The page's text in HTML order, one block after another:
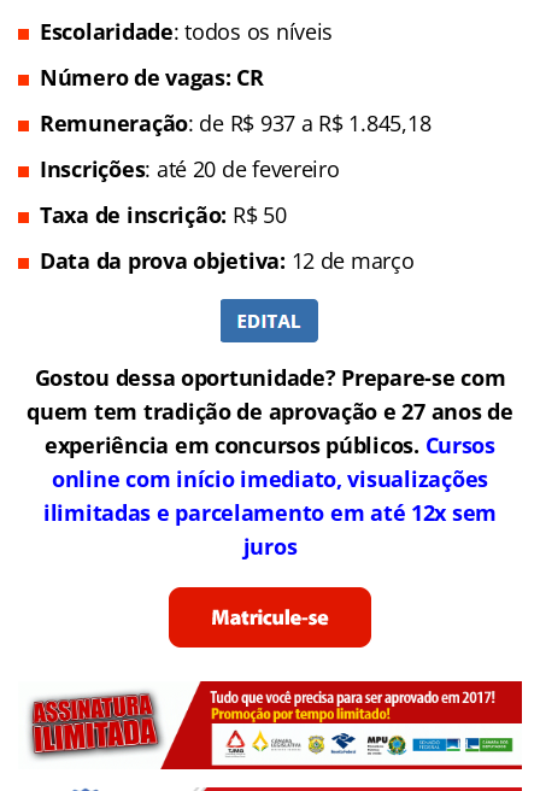
Escolaridade: todos os níveis
Número de vagas: CR
Remuneração: de R$ 937 a R$ 1.845,18
Inscrições: até 20 de fevereiro
Taxa de inscrição: R$ 50
Data da prova objetiva: 12 de março
Gostou dessa oportunidade? Prepare-se com
quem tem tradição de aprovação e 27 anos de
experiência em concursos públicos. Cursos
online com início imediato, visualizações
ilimitadas e parcelamento em até 12x sem
juros